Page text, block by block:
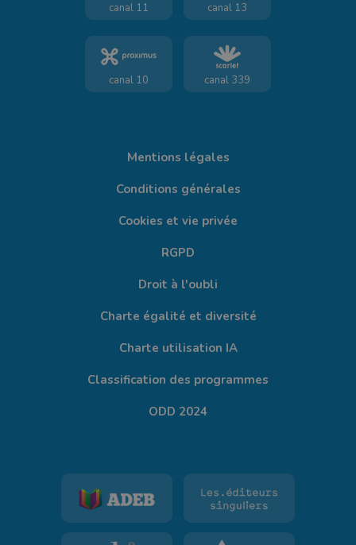
canal 11 canal 13
canal 10 canal 339
Mentions légales
Conditions générales
Cookies et vie privée
RGPD
Droit à l'oubli
Charte égalité et diversité
Charte utilisation IA
Classification des programmes
ODD 2024